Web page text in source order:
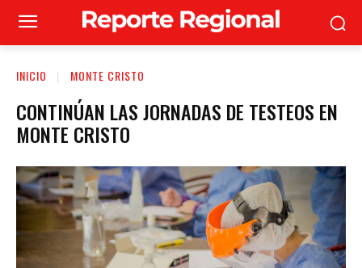
INICIO MONTE CRISTO
CONTINÚAN LAS JORNADAS DE TESTEOS EN
MONTE CRISTO